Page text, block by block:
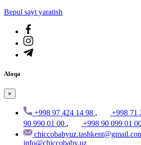
Bepul sayt yaratish
Aloqa
×
+998 97 424 14 98 , +998 71
90 990 01 00 ,
+998 90 099 01
info@chiccobaby.uz